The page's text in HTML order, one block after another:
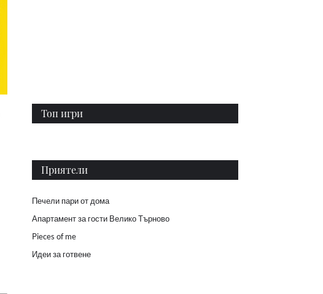
Топ игри
Приятели
Печели пари от дома
Апартамент за гости Велико Търново
Pieces of me
Идеи за готвене